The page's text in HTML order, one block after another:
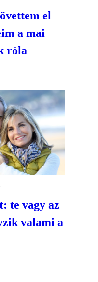
el
a mai
róla
te vagy az
valami a